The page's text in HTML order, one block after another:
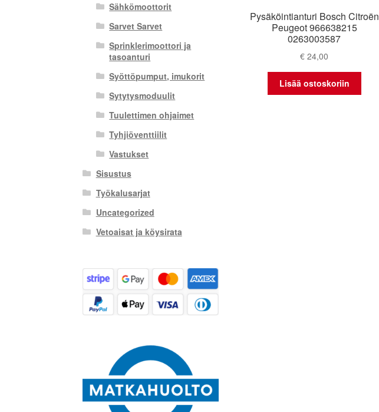
Pysäköintianturi Bosch Citroën
Peugeot 966638215
0263003587
€ 24,00
Lisää ostoskoriin
Sähkömoottorit
Sarvet Sarvet
Sprinklerimoottori ja
tasoanturi
Syöttöpumput, imukorit
Sytytysmoduulit
Tuulettimen ohjaimet
Tyhjiöventtiilit
Vastukset
Sisustus
Työkalusarjat
Uncategorized
Vetoaisat ja köysirata